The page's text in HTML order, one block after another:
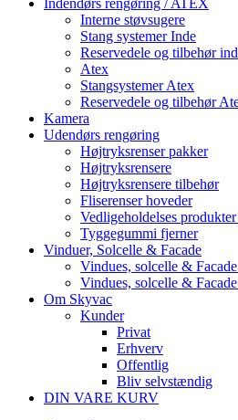
Indendørs rengøring / ATEX
Interne støvsugere
Stang systemer Inde
Reservedele og tilbehør
Atex
Stangsystemer Atex
Reservedele og tilbehør
Kamera
Udendørs rengøring
Højtryksrenser pakker
Højtryksrensere
Højtryksrensere tilbehør
Fliserenser hoveder
Vedligeholdelses
Tyggegummi fjerner
Vinduer, Solcelle & Facade
Vindues, solcelle &
Vindues, solcelle &
Om Skyvac
Kunder
Privat
Erhverv
Offentlig
Bliv selvstændig
DIN VARE KURV